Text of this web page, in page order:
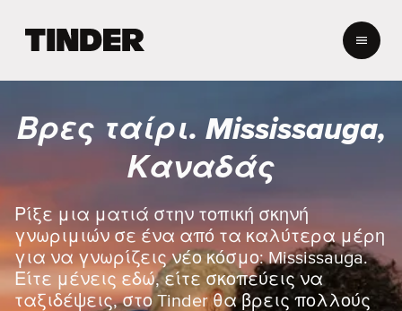
κ
ή
σ
ε
δ
α
T
i
n
Βρες ταίρι. Mississauga,
Καναδάς
Ρίξε μια ματιά στην τοπική σκηνή
γνωριμιών σε ένα από τα καλύτερα μέρη
για να γνωρίζεις νέο κόσμο: Mississauga.
Είτε μένεις εδώ, είτε σκοπεύεις να
ταξιδέψεις, στο Tinder θα βρεις πολλούς